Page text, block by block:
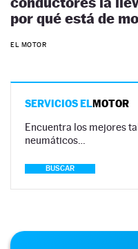
por qué está de
EL MOTOR
SERVICIOS ELMOTOR
Encuentra los mejores
neumáticos…
BUSCAR